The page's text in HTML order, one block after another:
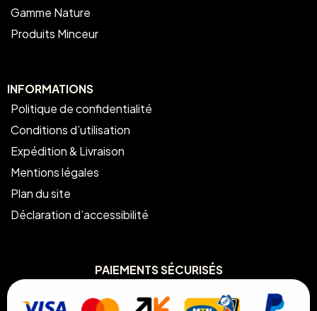
Gamme Nature
Produits Minceur
INFORMATIONS
Politique de confidentialité
Conditions d’utilisation
Expédition & Livraison
Mentions légales
Plan du site
Déclaration d’accessibilité
PAIEMENTS SÉCURISÉS